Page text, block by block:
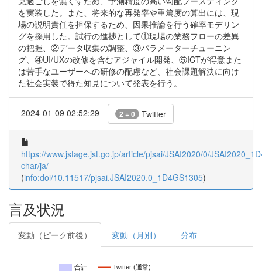
を実装した。また、将来的な再発率や重篤度の算出には、現
場の説明責任を担保するため、因果推論を行う確率モデリン
グを採用した。試行の進捗として①現場の業務フローの差異
の把握、②データ収集の調整、③パラメーターチューニン
グ、④UI/UXの改修を含むアジャイル開発、⑤ICTが得意また
は苦手なユーザーへの研修の配慮など、社会課題解決に向け
た社会実装で得た知見について発表を行う。
2024-01-09 02:52:29 2 + 0 Twitter
https://www.jstage.jst.go.jp/article/pjsai/JSAI2020/0/
char/ja/
(info:doi/10.11517/pjsai.JSAI2020.0_1D4GS1305)
言及状況
変動（ピーク前後） 変動（月別） 分布
合計 Twitter (通常)